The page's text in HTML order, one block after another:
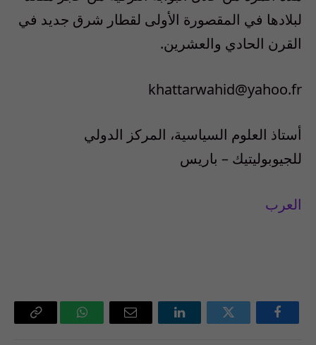
لبلادها في المقصورة الأولى لقطار شرق جديد في
القرن الحادي والعشرين.
khattarwahid@yahoo.fr
أستاذ العلوم السياسية، المركز الدولي
للجيوبوليتيك – باريس
العرب
فيسبوك تويتر لينكدإن
البريد
واتساب Copy